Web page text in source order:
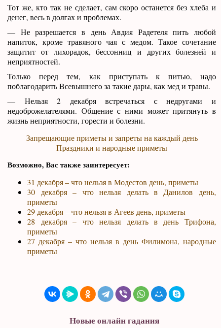
Тот же, кто так не сделает, сам скоро останется без хлеба и
денег, весь в долгах и проблемах.
— Не разрешается в день Авдия Радетеля пить любой
напиток, кроме травяного чая с медом. Такое сочетание
защитит от лихорадок, бессонниц и других болезней и
неприятностей.
Только перед тем, как приступать к питью, надо
поблагодарить Всевышнего за такие дары, как мед и травы.
— Нельзя 2 декабря встречаться с недругами и
недоброжелателями. Общение с ними может притянуть в
жизнь неприятности, горести и болезни.
Запрещающие приметы и запреты на каждый день
Праздники и народные приметы
Возможно, Вас также заинтересует:
31 декабря – что нельзя в Модестов день, приметы
30 декабря – что нельзя делать в Данилов день,
приметы
29 декабря – что нельзя в Агеев день, приметы
28 декабря – что нельзя делать в день Трифона,
приметы
27 декабря – что нельзя в день Филимона, народные
приметы
Новые онлайн гадания